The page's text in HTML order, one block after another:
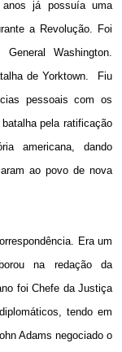
já possuía uma
a Revolução. Foi
Washington.
de Yorktown.
Fiu
pessoais com os
pela ratificação
americana, dando
ao povo de nova
Era um
na redação da
foi Chefe da Justiça
tendo em
Adams negociado o